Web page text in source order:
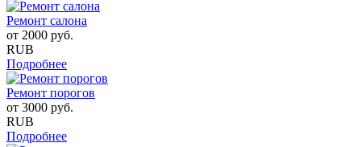
Ремонт салона
от 2000 руб.
RUB
Подробнее
Ремонт порогов
от 3000 руб.
RUB
Подробнее